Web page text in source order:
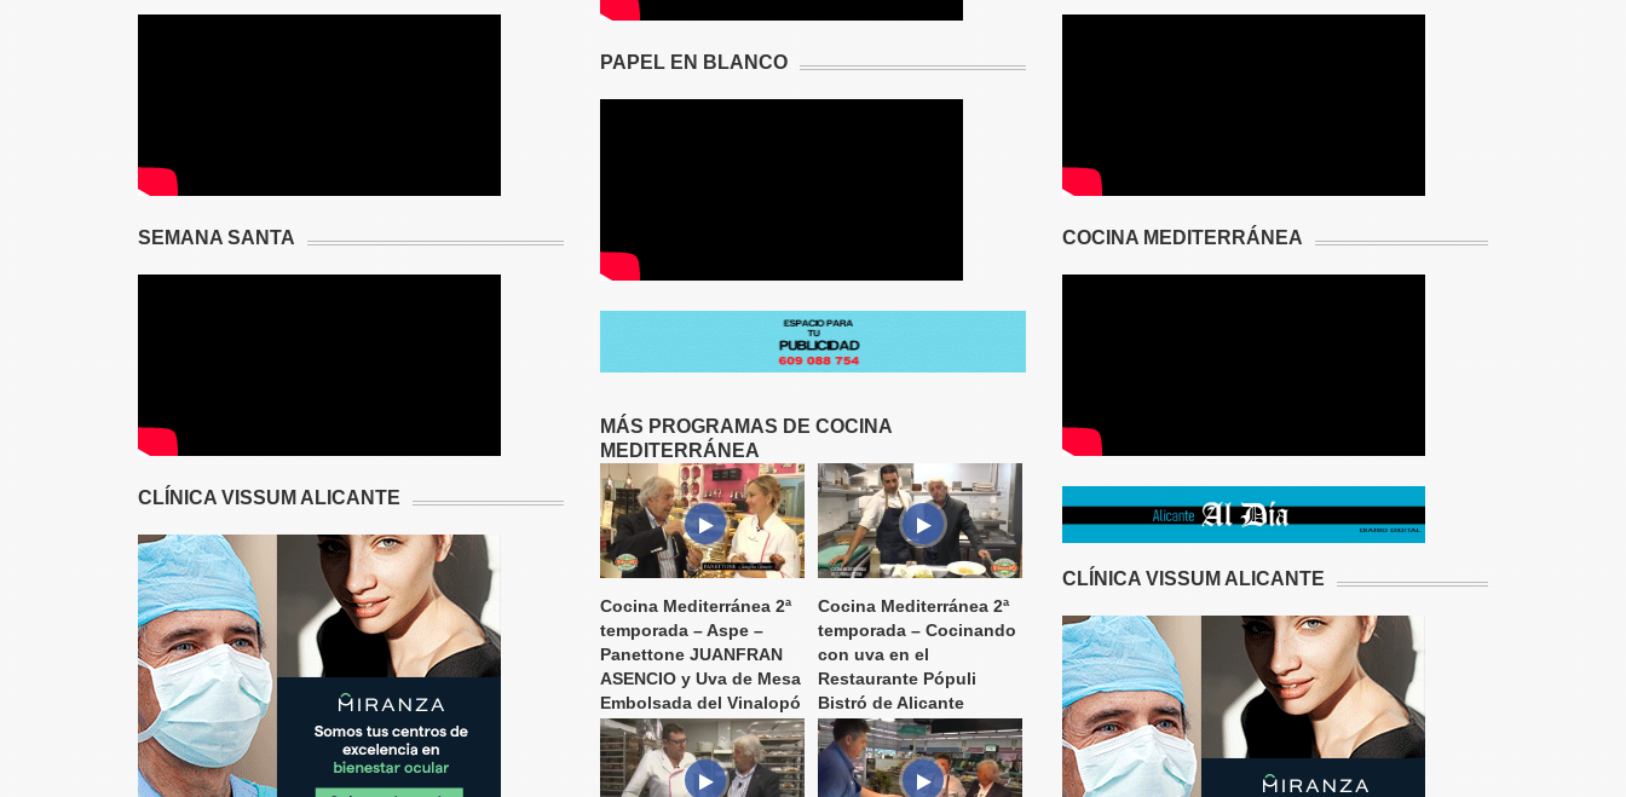
SEMANA SANTA
CLÍNICA VISSUM ALICANTE
PAPEL EN BLANCO
MÁS PROGRAMAS DE COCINA
MEDITERRÁNEA
Cocina Mediterránea 2ª
temporada – Aspe –
Panettone JUANFRAN
ASENCIO y Uva de Mesa
Embolsada del Vinalopó
Cocina Mediterránea 2ª
temporada – Cocinando
con uva en el
Restaurante Pópuli
Bistró de Alicante
COCINA MEDITERRÁNEA
CLÍNICA VISSUM ALICANTE